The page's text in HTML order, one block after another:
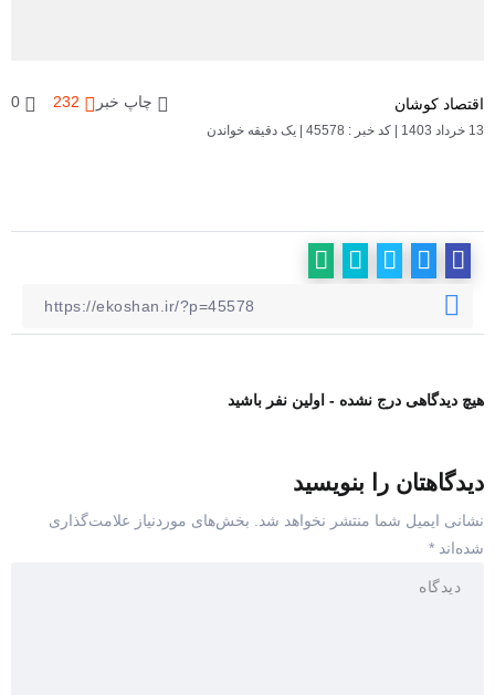
اقتصاد کوشان
13 خرداد 1403 | کد خبر : 45578 | یک دقیقه خواندن
چاپ خبر 232
0
هیچ دیدگاهی درج نشده - اولین نفر باشید
دیدگاهتان را بنویسید
نشانی ایمیل شما منتشر نخواهد شد.
بخش‌های موردنیاز علامت‌گذاری
شده‌اند *